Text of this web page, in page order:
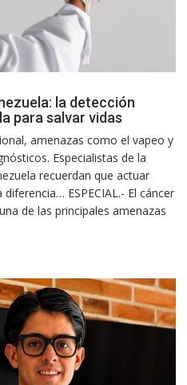
la detección
para salvar vidas
amenazas como el vapeo y
Especialistas de la
recuerdan que actuar
ESPECIAL.- El cáncer
de las principales amenazas